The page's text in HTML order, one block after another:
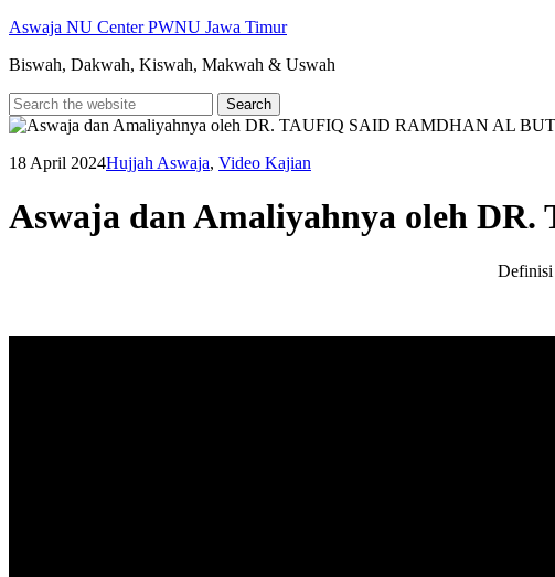
Skip
content
Aswaja NU Center PWNU Jawa Timur
Biswah, Dakwah, Kiswah, Makwah & Uswah
18 April 2024Hujjah Aswaja, Video Kajian
Aswaja dan Amaliyahnya oleh
Definisi